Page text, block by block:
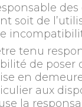
soit de
tenu
de
en
aux
la